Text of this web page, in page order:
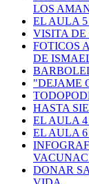
LOS
EL AULA 5
VISITA DE
FOTICOS
DE
"DEJAME
HASTA
EL AULA
EL AULA
DONAR